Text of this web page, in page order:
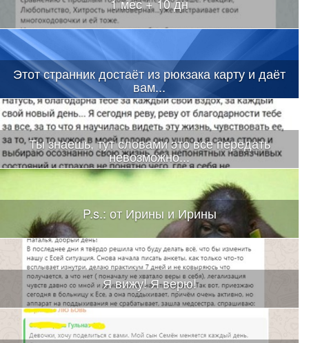
1 мес + 10 дн
Этот странник достаёт из рюкзака карту и даёт
вам...
Ты знаешь, тут словами это все передать
невозможно...
P.s.: от Ирины и Ирины
Я вижу! Я верю!